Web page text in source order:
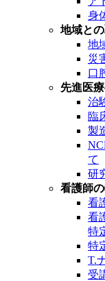
身
地域と
地
災
口
先進医
治
臨
製
て
研
看護師
看
看
特
特
T.
受